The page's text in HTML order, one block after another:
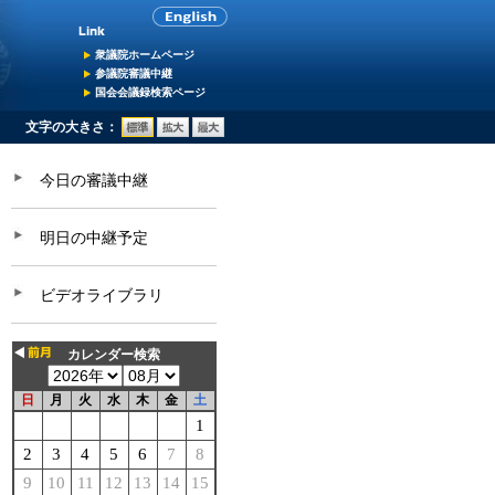
衆議院ホームページ
参議院審議中継
国会会議録検索ページ
文字の大きさ：
今日の審議中継
明日の中継予定
ビデオライブラリ
カレンダー検索
日 月 火 水 木 金 土
1
2
3 4 5 6 7
8
9
10 11 12 13 14
15